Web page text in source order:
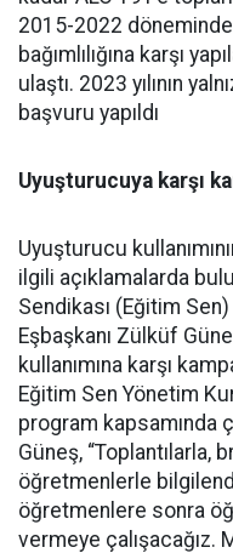
2015-2022
bağımlılığına karşı
ulaştı. 2023 yılının
başvuru yapıldı
Uyuşturucuya karşı
Uyuşturucu
ilgili açıklamalarda
Sendikası (Eğitim Sen)
Eşbaşkanı Zülküf
kullanımına karşı
Eğitim Sen Yönetim
program kapsamında
Güneş, “Toplantılarla,
öğretmenlerle
öğretmenlere sonra
vermeye çalışacağız.